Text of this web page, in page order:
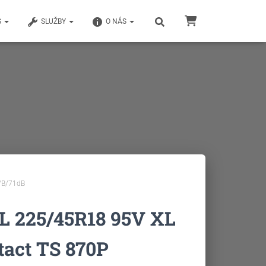
SLUŽBY O NÁS
B/71dB
225/45R18 95V XL
TS 870P